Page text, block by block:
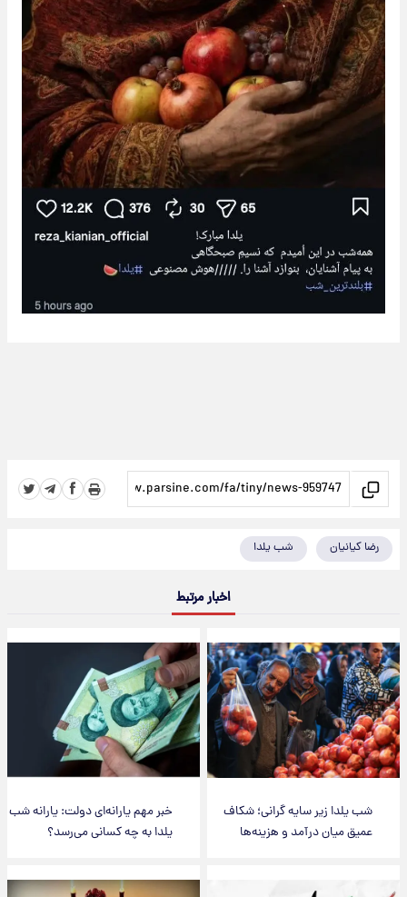
رضا کیانیان شب یلدا
اخبار مرتبط
شب یلدا زیر سایه گرانی؛ شکاف
عمیق میان درآمد و هزینه‌ها
خبر مهم یارانه‌ای دولت: یارانه شب
یلدا به چه کسانی می‌رسد؟